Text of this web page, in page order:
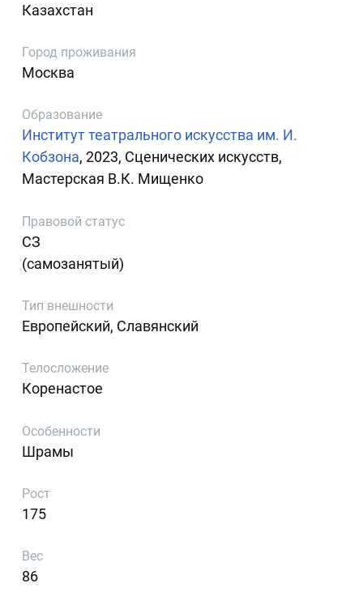
Казахстан
Город проживания
Москва
Образование
Институт театрального искусства им. И.
Кобзона, 2023, Сценических искусств,
Мастерская В.К. Мищенко
Правовой статус
СЗ
(самозанятый)
Тип внешности
Европейский, Славянский
Телосложение
Коренастое
Особенности
Шрамы
Рост
175
Вес
86